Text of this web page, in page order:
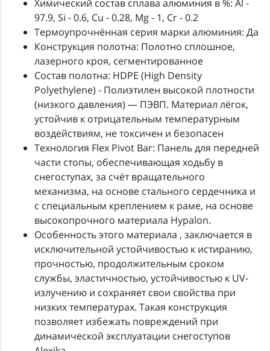
Химический состав сплава алюминия в %: Al -
97.9, Si - 0.6, Cu - 0.28, Mg - 1, Cr - 0.2
Термоупрочнённая серия марки алюминия: Да
Конструкция полотна: Полотно сплошное,
лазерного кроя, сегментированное
Состав полотна: HDPE (High Density
Polyethylene) - Полиэтилен высокой плотности
(низкого давления) — ПЭВП. Материал лёгок,
устойчив к отрицательным температурным
воздействиям, не токсичен и безопасен
Технология Flex Pivot Bar: Панель для передней
части стопы, обеспечивающая ходьбу в
снегоступах, за счёт вращательного
механизма, на основе стального сердечника и
c специальным креплением к раме, на основе
высокопрочного материала Hypalon.
Особенность этого материала , заключается в
исключительной устойчивостью к истиранию,
прочностью, продолжительным сроком
службы, эластичностью, устойчивостью к UV-
излучению и сохраняет свои свойства при
низких температурах. Такая конструкция
позволяет избежать повреждений при
динамической эксплуатации снегоступов